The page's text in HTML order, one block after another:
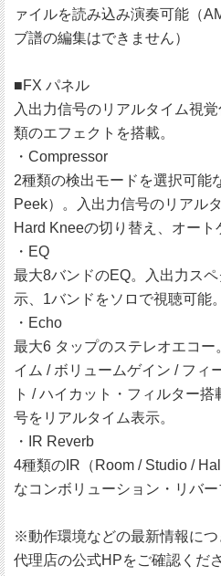
ァイルを読み込み演奏可能（
ブ譜の編集はできません）
■FX パネル
入出力信号のリアルタイム視
類のエフェクトを搭載。
・Compressor
2種類の検出モードを選択可能
Peek）。入出力信号のリアル
Hard Kneeの切り替え、オート
・EQ
最大8バンドのEQ。入出力ス
示、1バンドをソロで視聴可能。
・Echo
最大6 タップのステレオエコ
イム / ボリュームゲイン / フィ
ト / ハイカット・フィルター
号をリアルタイム表示。
・IR Reverb
4種類のIR（Room / Studio /
なコンボリューション・リバー
※動作環境などの最新情報に
代理店の公式HPをご確認くださ